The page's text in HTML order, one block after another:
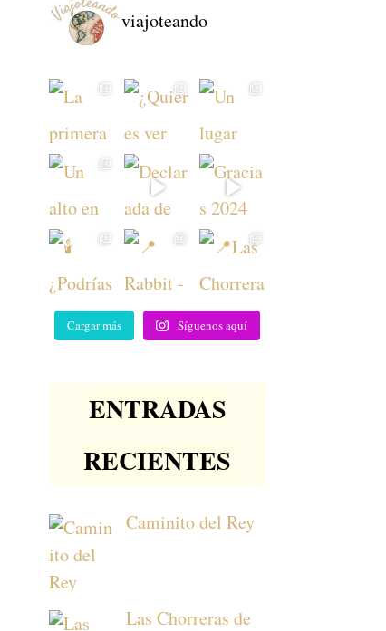
viajoteando
Cargar más Síguenos aquí
ENTRADAS
RECIENTES
Caminito del Rey
Las Chorreras de